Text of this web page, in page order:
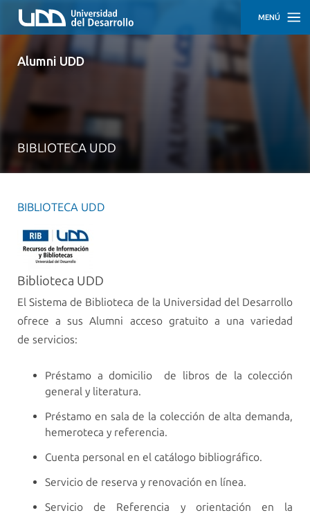
Alumni UDD
BIBLIOTECA UDD
MENÚ
CÓMO
Y
PROFESIONAL
APOYO
BIBLIOTECA UDD
Biblioteca UDD
El Sistema de Biblioteca de la Universidad del Desarrollo
ofrece a sus Alumni acceso gratuito a una variedad
de servicios:
Préstamo a domicilio de libros de la colección
general y literatura.
Préstamo en sala de la colección de alta demanda,
hemeroteca y referencia.
Cuenta personal en el catálogo bibliográfico.
Servicio de reserva y renovación en línea.
Servicio de Referencia y orientación en la